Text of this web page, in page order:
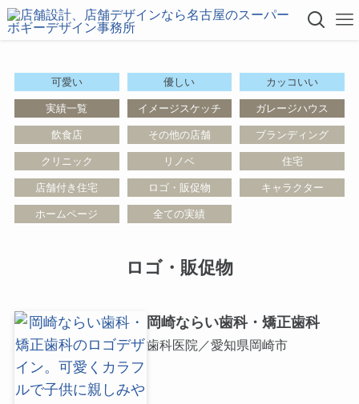
可愛い 優しい カッコいい
実績一覧 イメージスケッチ ガレージハウス
飲食店 その他の店舗 ブランディング
クリニック リノベ 住宅
店舗付き住宅 ロゴ・販促物 キャラクター
ホームページ 全ての実績
ロゴ・販促物
岡崎ならい歯科・矯正歯科
歯科医院／愛知県岡崎市